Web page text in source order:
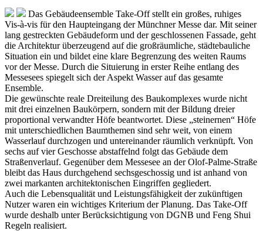
Das Gebäudeensemble Take-Off stellt ein großes, ruhiges
Vis-à-vis für den Haupteingang der Münchner Messe dar. Mit seiner
lang gestreckten Gebäudeform und der geschlossenen Fassade, geht
die Architektur überzeugend auf die großräumliche, städtebauliche
Situation ein und bildet eine klare Begrenzung des weiten Raums
vor der Messe. Durch die Situierung in erster Reihe entlang des
Messesees spiegelt sich der Aspekt Wasser auf das gesamte
Ensemble.
Die gewünschte reale Dreiteilung des Baukomplexes wurde nicht
mit drei einzelnen Baukörpern, sondern mit der Bildung dreier
proportional verwandter Höfe beantwortet. Diese „steinernen“ Höfe
mit unterschiedlichen Baumthemen sind sehr weit, von einem
Wasserlauf durchzogen und untereinander räumlich verknüpft. Von
sechs auf vier Geschosse abstaffelnd folgt das Gebäude dem
Straßenverlauf. Gegenüber dem Messesee an der Olof-Palme-Straße
bleibt das Haus durchgehend sechsgeschossig und ist anhand von
zwei markanten architektonischen Eingriffen gegliedert.
Auch die Lebensqualität und Leistungsfähigkeit der zukünftigen
Nutzer waren ein wichtiges Kriterium der Planung. Das Take-Off
wurde deshalb unter Berücksichtigung von DGNB und Feng Shui
Regeln realisiert.